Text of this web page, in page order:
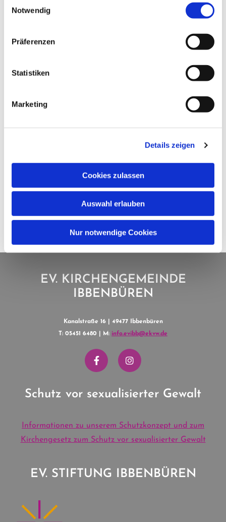
Notwendig
Präferenzen
Statistiken
Marketing
Details zeigen
Cookies zulassen
Auswahl erlauben
Nur notwendige Cookies
EV. KIRCHENGEMEINDE
IBBENBÜREN
Kanalstraße 16 | 49477 Ibbenbüren
T: 05451 6480 | M: info.evibb@ekvw.de
Schutz vor sexualisierter Gewalt
Informationen zu unserem Schutzkonzept und zum
Kirchengesetz zum Schutz vor sexualisierter Gewalt
EV. STIFTUNG IBBENBÜREN